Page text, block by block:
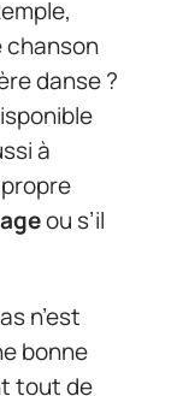
chanson
danse ?
à
ou s’il
n’est
bonne
tout de